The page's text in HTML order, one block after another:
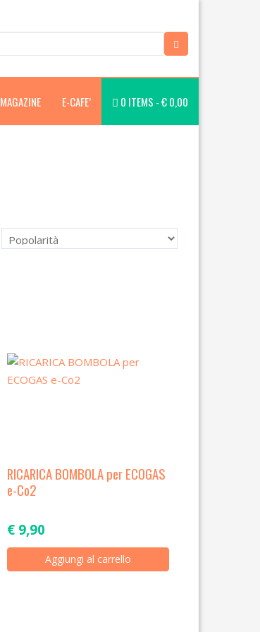
MAGAZINE E-CAFE’ 0 ITEMS -€0,00
RICARICA BOMBOLA per ECOGAS
e-Co2
€ 9,90
Aggiungi al carrello